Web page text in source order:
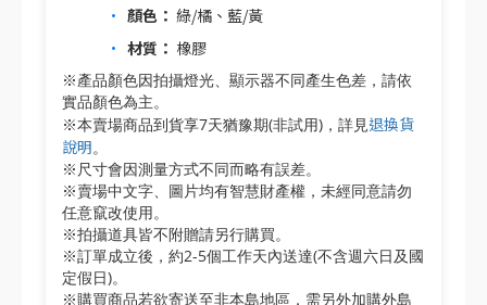
顏色： 綠/橘、藍/黃
材質： 橡膠
※產品顏色因拍攝燈光、顯示器不同產生色差，請依
實品顏色為主。
※本賣場商品到貨享7天猶豫期(非試用)，詳見退換貨
說明。
※尺寸會因測量方式不同而略有誤差。
※賣場中文字、圖片均有智慧財產權，未經同意請勿
任意竄改使用。
※拍攝道具皆不附贈請另行購買。
※訂單成立後，約2-5個工作天內送達(不含週六日及國
定假日)。
※購買商品若欲寄送至非本島地區，需另外加購外島